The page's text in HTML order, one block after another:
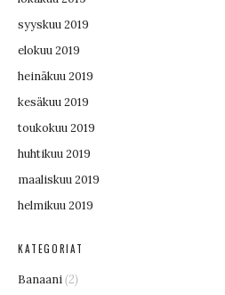
syyskuu 2019
elokuu 2019
heinäkuu 2019
kesäkuu 2019
toukokuu 2019
huhtikuu 2019
maaliskuu 2019
helmikuu 2019
KATEGORIAT
Banaani(2)